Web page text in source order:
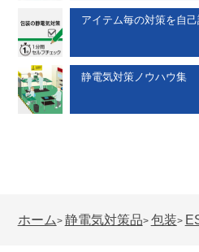
アイテム毎の対策を自
静電気対策ノウハウ集
ホーム> 静電気対策品> 包装>